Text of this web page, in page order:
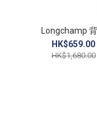
Longchamp
HK$659.00
HK$1,680.00